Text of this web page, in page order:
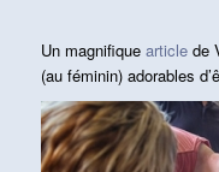
Un magnifique articlede
(au féminin) adorables